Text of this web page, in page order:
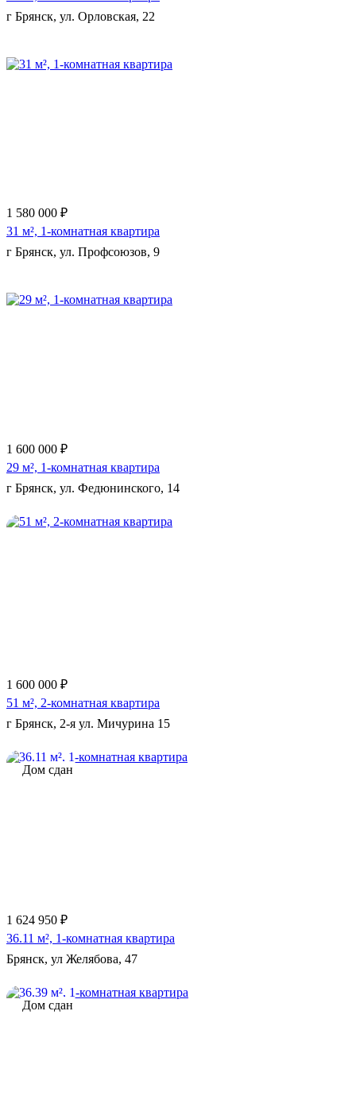
г Брянск, ул. Орловская, 22
1 580 000 ₽
31 м², 1-комнатная квартира
г Брянск, ул. Профсоюзов, 9
1 600 000 ₽
29 м², 1-комнатная квартира
г Брянск, ул. Федюнинского, 14
1 600 000 ₽
51 м², 2-комнатная квартира
г Брянск, 2-я ул. Мичурина 15
Дом сдан
1 624 950 ₽
36.11 м², 1-комнатная квартира
Брянск, ул Желябова, 47
Дом сдан